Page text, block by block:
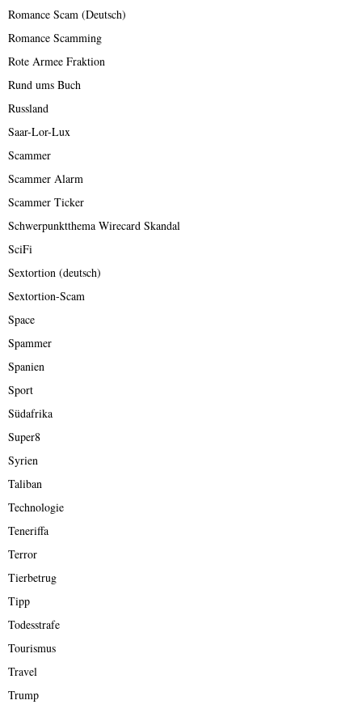
Romance Scam (Deutsch)
Romance Scamming
Rote Armee Fraktion
Rund ums Buch
Russland
Saar-Lor-Lux
Scammer
Scammer Alarm
Scammer Ticker
Schwerpunktthema Wirecard Skandal
SciFi
Sextortion (deutsch)
Sextortion-Scam
Space
Spammer
Spanien
Sport
Südafrika
Super8
Syrien
Taliban
Technologie
Teneriffa
Terror
Tierbetrug
Tipp
Todesstrafe
Tourismus
Travel
Trump